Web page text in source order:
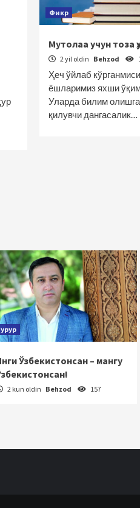
Фикр
Мутолаа учун тоза
2 yil oldin Behzod
Ҳеч ўйлаб
ёшларимиз яхши
Уларда билим олишга
қилувчи дангасалик…
Ўзбекистонсан – мангу
2 kun oldin Behzod 157